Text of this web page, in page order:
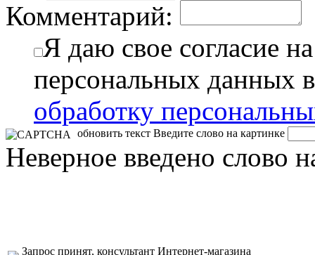
Комментарий:
Я даю свое согласие
персональных данных
обработку
обновить текст Введите слово на картинке
Неверное введено слово
Запрос принят, консультант Интернет-магазина